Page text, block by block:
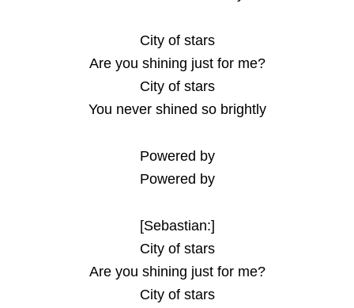
City of stars
Are you shining just for me?
City of stars
You never shined so brightly
Powered by
Powered by
[Sebastian:]
City of stars
Are you shining just for me?
City of stars